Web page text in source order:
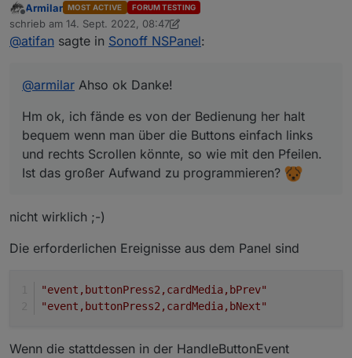
Hm ok, ich fände es von der Bedienung her halt
bequem wenn man über die Buttons einfach links und
rechts Scrollen könnte, so wie mit den Pfeilen.
Offline
Armilar MOST ACTIVE FORUM TESTING
schrieb am 14. Sept. 2022, 08:47
zuletzt editiert von Armilar
@atifan sagte in Sonoff NSPanel:
@armilar Ahso ok Danke!
Hm ok, ich fände es von der Bedienung her halt
bequem wenn man über die Buttons einfach links
und rechts Scrollen könnte, so wie mit den Pfeilen.
Ist das großer Aufwand zu programmieren?
nicht wirklich ;-)
Die erforderlichen Ereignisse aus dem Panel sind
"event,buttonPress2,cardMedia,bPrev"
"event,buttonPress2,cardMedia,bNext"
Wenn die stattdessen in der HandleButtonEvent